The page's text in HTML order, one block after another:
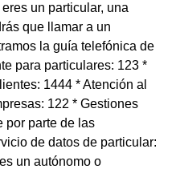
un particular, una
que llamar a un
la guía telefónica de
para particulares: 123 *
1444 * Atención al
122 * Gestiones
por parte de las
de datos de particular:
un autónomo o